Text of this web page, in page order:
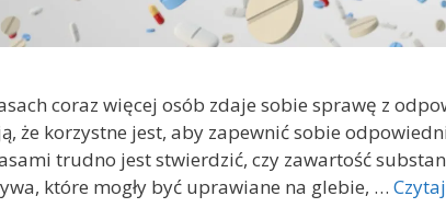
coraz więcej osób zdaje sobie sprawę z
że korzystne jest, aby zapewnić sobie
trudno jest stwierdzić, czy zawartość
które mogły być uprawiane na glebie, …